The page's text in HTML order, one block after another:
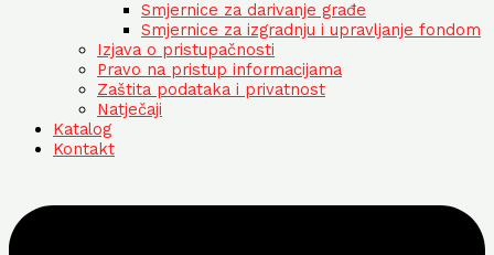
Smjernice za darivanje građe
Smjernice za izgradnju i upravljanje fondom
Izjava o pristupačnosti
Pravo na pristup informacijama
Zaštita podataka i privatnost
Natječaji
Katalog
Kontakt